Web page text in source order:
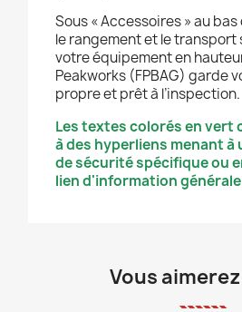
Sous « Accessoires » au
le rangement et le
votre équipement en
Peakworks (FPBAG) garde
propre et prêt à l’inspection.
Les textes colorés en vert
à des hyperliens menant à
de sécurité spécifique ou
lien d'information
Vous